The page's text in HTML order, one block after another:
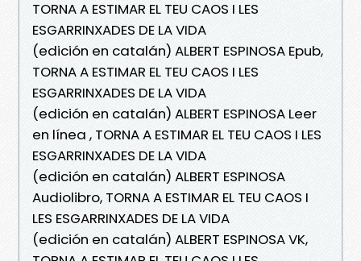
TORNA A ESTIMAR EL TEU CAOS I LES
ESGARRINXADES DE LA VIDA
(edición en catalán) ALBERT ESPINOSA Epub,
TORNA A ESTIMAR EL TEU CAOS I LES
ESGARRINXADES DE LA VIDA
(edición en catalán) ALBERT ESPINOSA Leer
en línea , TORNA A ESTIMAR EL TEU CAOS I LES
ESGARRINXADES DE LA VIDA
(edición en catalán) ALBERT ESPINOSA
Audiolibro, TORNA A ESTIMAR EL TEU CAOS I
LES ESGARRINXADES DE LA VIDA
(edición en catalán) ALBERT ESPINOSA VK,